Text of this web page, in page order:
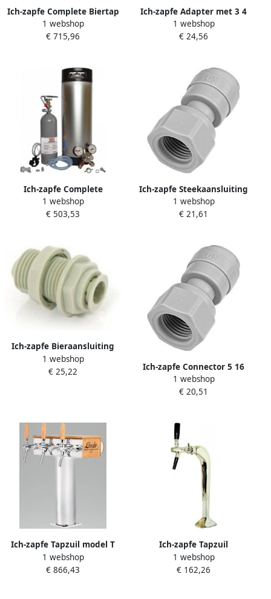
Ich-zapfe Complete Biertap
JET 30 Set Thuistap
Bierkoeler 35 l u 1 kraan +
1 webshop
€ 715,96
Ich-zapfe Adapter met 3 4
binnendraad voor 5 16
slangschroefverbinding
1 webshop
€ 24,56
Ich-zapfe Complete
drukvat-set met soda-keg
19L + CO2 fles + manometer
1 webshop
€ 503,53
Ich-zapfe Steekaansluiting
slangekoppeling met UNF-
binnendraad 5 16 slang x 7
1 webshop
€ 21,61
Ich-zapfe Bieraansluiting
PYGMY Konakt John Guest
1 webshop
€ 25,22
Ich-zapfe Connector 5 16
met binnendraad UNS
draad
1 webshop
€ 20,51
Ich-zapfe Tapzuil model T
Grand 3 lijnen
1 webshop
€ 866,43
Ich-zapfe Tapzuil
goudkleurig 1-regelig
elegant Topkwaliteit!
1 webshop
€ 162,26